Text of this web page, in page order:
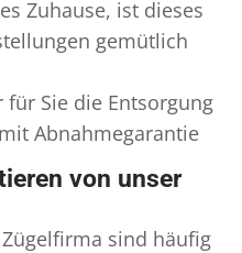
Zuhause, ist dieses
gemütlich
Sie die Entsorgung
mit Abnahmegarantie
von unser
sind häufig